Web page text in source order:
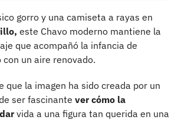
gorro y una camiseta a rayas en
este Chavo moderno mantiene la
que acompañó la infancia de
un aire renovado.
que la imagen ha sido creada por un
ser fascinante ver cómo la
vida a una figura tan querida en una